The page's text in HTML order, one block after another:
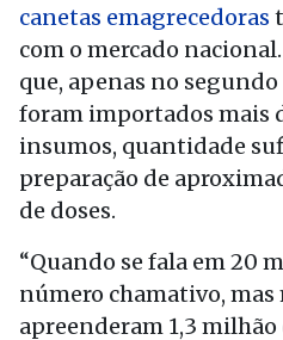
canetas emagrecedoras
com o mercado
que, apenas no segundo
foram importados mais
insumos, quantidade
preparação de
de doses.
“Quando se fala em 20
número chamativo, mas
apreenderam 1,3